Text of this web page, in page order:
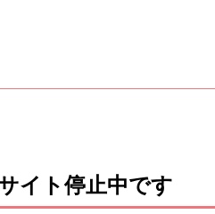
イト停止中です